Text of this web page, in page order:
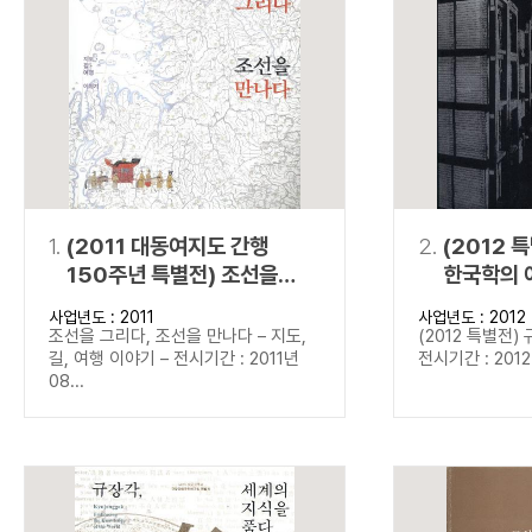
연산자
AND 정조 AND 정약용
“정조”와 “정약
색
OR 정조 OR 정약용 “정조” 또는 “
NOT 정조 NOT 정약용
“정조”가 나온
료를 검색
동시에 여러 개의 연산자를 사용할 수 있습니다.
1. (2011 대동여지도 간행
150주년 특별전) 조선을
그리다, 조선을 만나다
사업년도 : 2011
조선을 그리다, 조선을 만나다 – 지도,
길, 여행 이야기 – 전시기간 : 2011년
08...
2. (2012 특
한국학의
사업년도 : 2012
(2012 특별전)
전시기간 :